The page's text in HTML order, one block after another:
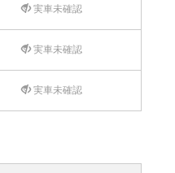
実車未確認
実車未確認
実車未確認